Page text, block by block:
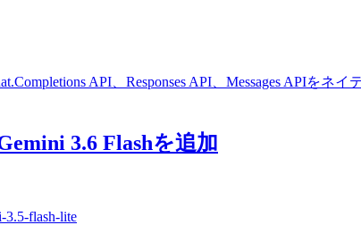
API、Responses API、Messages APIを
3.6 Flashを追加
flash-lite